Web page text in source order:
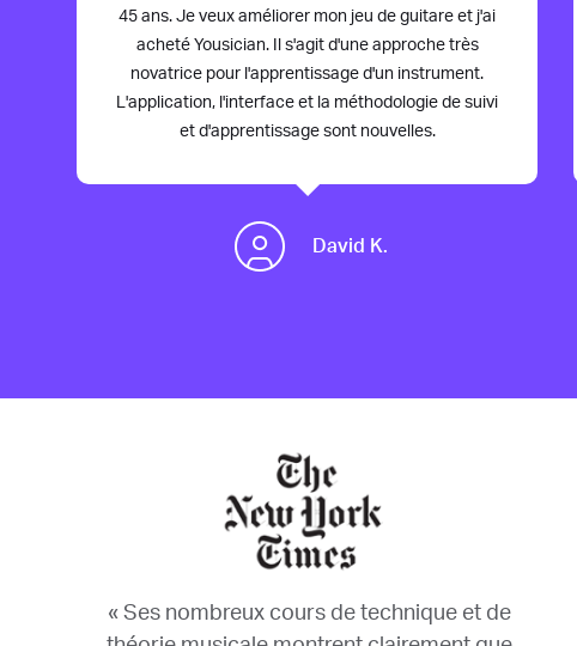
45 ans. Je veux améliorer mon jeu de guitare et j'ai
acheté Yousician. Il s'agit d'une approche très
novatrice pour l'apprentissage d'un instrument.
L'application, l'interface et la méthodologie de suivi
et d'apprentissage sont nouvelles.
David K.
« Ses nombreux cours de technique et de